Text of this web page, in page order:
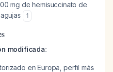
mg de hemisuccinato de
1
modificada:
en Europa, perfil más